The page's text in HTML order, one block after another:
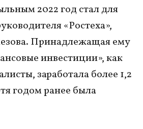
2022 год стал для
«Ростеха»,
Принадлежащая ему
инвестиции», как
заработала более 1,2
годом ранее была